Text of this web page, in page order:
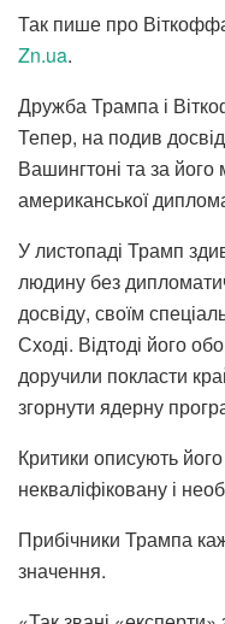
Так пише про
Zn.ua.
Дружба Трампа і
Тепер, на подив
Вашингтоні та за
американської
У листопаді Трамп
людину без
досвіду, своїм
Сході. Відтоді його
доручили покласти
згорнути ядерну
Критики описують
некваліфіковану і
Прибічники Трампа
значення.